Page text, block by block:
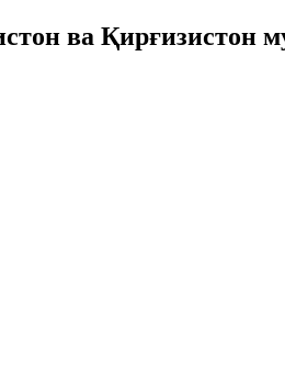
ва Қирғизистон